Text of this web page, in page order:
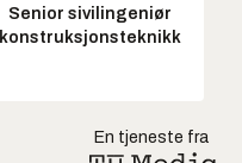
Senior sivilingeniør
konstruksjonsteknikk
En tjeneste fra